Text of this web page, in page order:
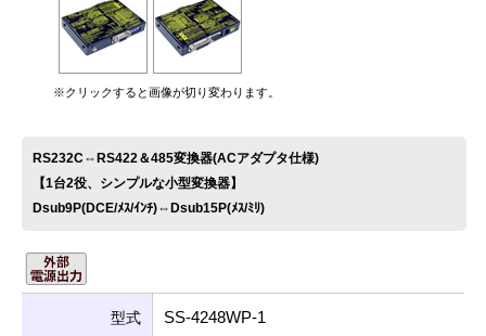
※クリックすると画像が切り変わります。
RS232C⇔RS422＆485変換器(ACアダプタ仕様)
【1台2役、シンプルな小型変換器】
Dsub9P(DCE/ﾒｽ/ｲﾝﾁ)⇔Dsub15P(ﾒｽ/ﾐﾘ)
型式 SS-4248WP-1